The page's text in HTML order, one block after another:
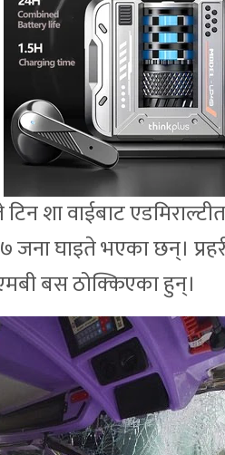
शा वाईबाट
जना घाइते भएका छन्।
बस ठोक्किएका हुन्।